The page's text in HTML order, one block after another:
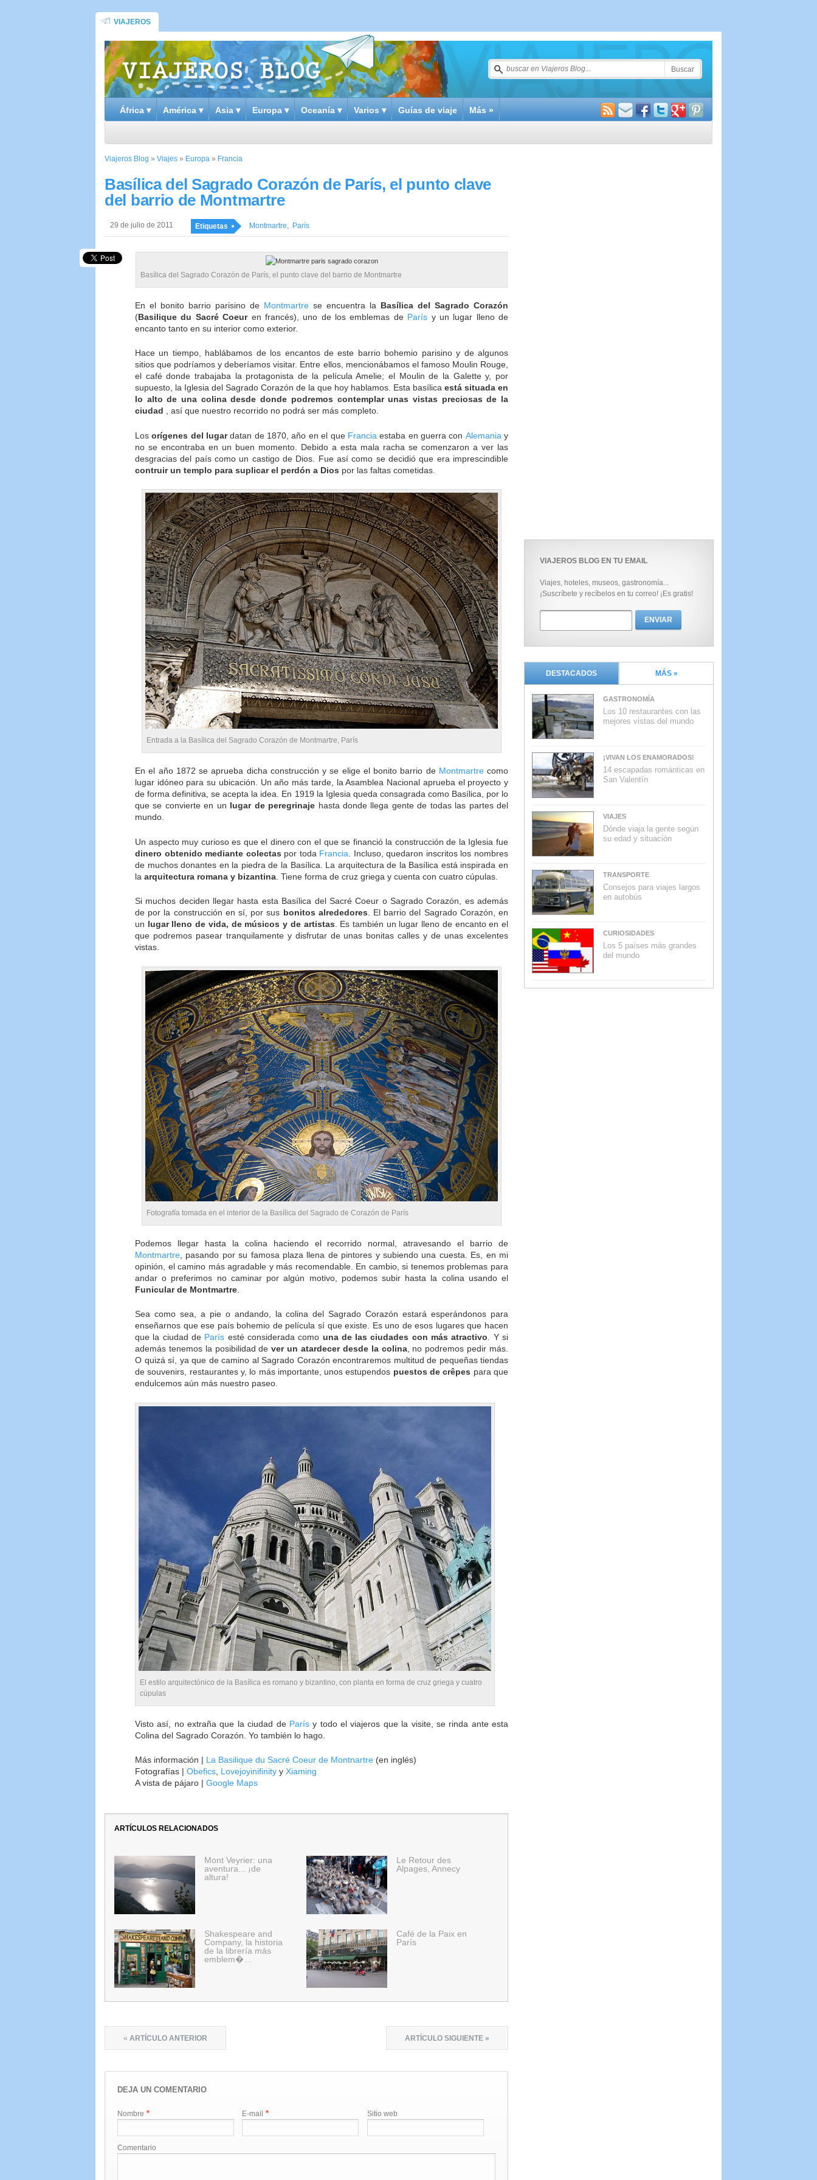
VIAJEROS
África ▾ América ▾ Asia ▾ Europa ▾ Oceanía ▾ Varios ▾ Guías de viaje Más »
Viajeros Blog » Viajes » Europa » Francia
Basílica del Sagrado Corazón de París, el punto clave
del barrio de Montmartre
29 de julio de 2011 Etiquetas Montmartre, París
Basílica del Sagrado Corazón de París, el punto clave del barrio de Montmartre
En el bonito barrio parisino de Montmartre se encuentra la Basílica del Sagrado Corazón
(Basilique du Sacré Coeuren francés), uno de los emblemas de París y un lugar lleno de
encanto tanto en su interior como exterior.
Hace un tiempo, hablábamos de los encantos de este barrio bohemio parisino y de algunos
sitios que podríamos y deberíamos visitar. Entre ellos, mencionábamos el famoso Moulin Rouge,
el café donde trabajaba la protagonista de la película Amelie; el Moulin de la Galette y, por
supuesto, la Iglesia del Sagrado Corazón de la que hoy hablamos. Esta basílica está situada en
lo alto de una colina desde donde podremos contemplar unas vistas preciosas de la
ciudad , así que nuestro recorrido no podrá ser más completo.
Losorígenes del lugardatan de 1870, año en el que Francia estaba en guerra con Alemania y
no se encontraba en un buen momento. Debido a esta mala racha se comenzaron a ver las
desgracias del país como un castigo de Dios. Fue así como se decidió que era imprescindible
contruir un templo para suplicar el perdón a Dios por las faltas cometidas.
Entrada a la Basílica del Sagrado Corazón de Montmartre, París
En el año 1872 se aprueba dicha construcción y se elige el bonito barrio de Montmartrecomo
lugar idóneo para su ubicación. Un año más tarde, la Asamblea Nacional aprueba el proyecto y
de forma definitiva, se acepta la idea. En 1919 la Iglesia queda consagrada como Basílica, por lo
que se convierte en un lugar de peregrinaje hasta donde llega gente de todas las partes del
mundo.
Un aspecto muy curioso es que el dinero con el que se financió la construcción de la Iglesia fue
dinero obtenido mediante colectas por toda Francia . Incluso, quedaron inscritos los nombres
de muchos donantes en la piedra de la Basílica. La arquitectura de la Basílica está inspirada en
la arquitectura romana y bizantina . Tiene forma de cruz griega y cuenta con cuatro cúpulas.
Si muchos deciden llegar hasta esta Basílica del Sacré Coeur o Sagrado Corazón, es además
de por la construcción en sí, por sus bonitos alrededores . El barrio del Sagrado Corazón, en
un lugar lleno de vida, de músicos y de artistas . Es también un lugar lleno de encanto en el
que podremos pasear tranquilamente y disfrutar de unas bonitas calles y de unas excelentes
vistas.
Fotografía tomada en el interior de la Basílica del Sagrado de Corazón de París
Podemos llegar hasta la colina haciendo el recorrido normal, atravesando el barrio de
Montmartre , pasando por su famosa plaza llena de pintores y subiendo una cuesta. Es, en mi
opinión, el camino más agradable y más recomendable. En cambio, si tenemos problemas para
andar o preferimos no caminar por algún motivo, podemos subir hasta la colina usando el
Funicular de Montmartre
Sea como sea, a pie o andando, la colina del Sagrado Corazón estará esperándonos para
enseñarnos que ese país bohemio de película sí que existe. Es uno de esos lugares que hacen
que la ciudad de París esté considerada como una de las ciudades con más atractivo . Y si
además tenemos la posibilidad dever un atardecer desde la colina, no podremos pedir más.
O quizá sí, ya que de camino al Sagrado Corazón encontraremos multitud de pequeñas tiendas
de souvenirs, restaurantes y, lo más importante, unos estupendos puestos de crêpes para que
endulcemos aún más nuestro paseo.
El estilo arquitectónico de la Basílica es romano y bizantino, con planta en forma de cruz griega y cuatro
cúpulas
Visto así, no extraña que la ciudad de Parísy todo el viajeros que la visite, se rinda ante esta
Colina del Sagrado Corazón. Yo también lo hago.
Más información | La Basilique du Sacré Coeur de Montnartre (en inglés)
Fotografías | Obefics Lovejoyinifinity y Xiaming
A vista de pájaro | Google Maps
ARTÍCULOS RELACIONADOS
Mont Veyrier: una
aventura... ¡de
altura!
Le Retour des
Alpages, Annecy
Shakespeare and
Company, la historia
de la librería más
emblem�…
Café de la Paix en
París
« ARTÍCULO ANTERIOR ARTÍCULO SIGUIENTE »
DEJA UN COMENTARIO
Nombre * E-mail * Sitio web
Comentario
VIAJEROS BLOG EN TU EMAIL
Viajes, hoteles, museos, gastronomía...
¡Suscríbete y recíbelos en tu correo! ¡Es gratis!
DESTACADOS MÁS »
GASTRONOMÍA
Los 10 restaurantes con las
mejores vistas del mundo
¡VIVAN LOS ENAMORADOS!
14 escapadas románticas en
San Valentín
VIAJES
Dónde viaja la gente según
su edad y situación
TRANSPORTE
Consejos para viajes largos
en autobús
CURIOSIDADES
Los 5 países más grandes
del mundo